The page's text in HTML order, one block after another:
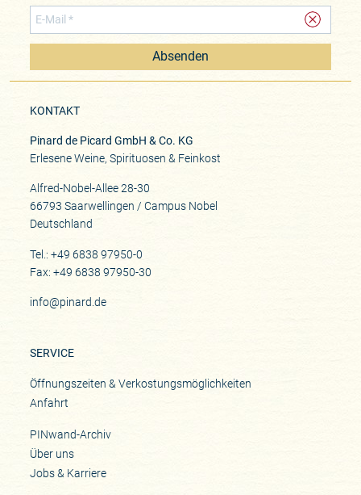
Absenden
KONTAKT
Pinard de Picard GmbH & Co. KG
Erlesene Weine, Spirituosen & Feinkost
Alfred-Nobel-Allee 28-30
66793 Saarwellingen / Campus Nobel
Deutschland
Tel.: +49 6838 97950-0
Fax: +49 6838 97950-30
info@pinard.de
SERVICE
Öffnungszeiten & Verkostungsmöglichkeiten
Anfahrt
PINwand-Archiv
Über uns
Jobs & Karriere